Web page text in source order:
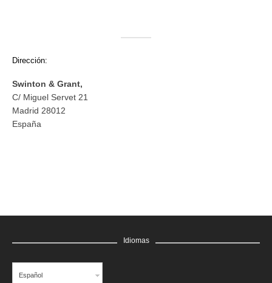
Dirección:
Swinton & Grant,
C/ Miguel Servet 21
Madrid 28012
España
Idiomas
Español